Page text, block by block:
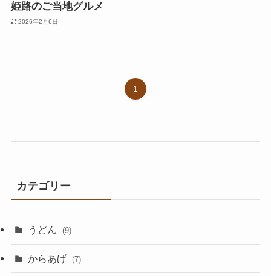
姫路のご当地グルメ
2026年2月6日
1
カテゴリー
うどん (9)
からあげ (7)